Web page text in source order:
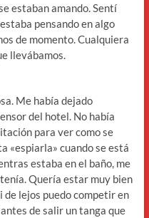
estaban amando. Sentí
pensando en algo
de momento. Cualquiera
llevábamos.
Me había dejado
del hotel. No había
para ver como se
«espiarla» cuando se está
estaba en el baño, me
Quería estar muy bien
de lejos puedo competir en
de salir un tanga que